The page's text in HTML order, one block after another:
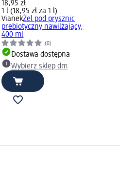
18,95 zł
1 l (18,95 zł za 1 l)
VianekŻel pod prysznic
prebiotyczny nawilżający,
400 ml
(0)
Dostawa dostępna
Wybierz sklep dm